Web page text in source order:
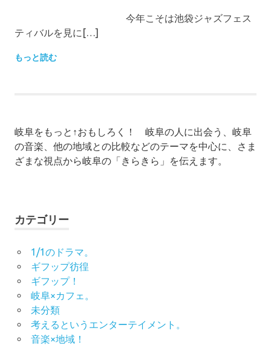
今年こそは池袋ジャズフェス
ティバルを見に[…]
もっと読む
岐阜をもっと↑おもしろく！ 岐阜の人に出会う、岐阜
の音楽、他の地域との比較などのテーマを中心に、さま
ざまな視点から岐阜の「きらきら」を伝えます。
カテゴリー
1/1のドラマ。
ギフップ彷徨
ギフップ！
岐阜×カフェ。
未分類
考えるというエンターテイメント。
音楽×地域！